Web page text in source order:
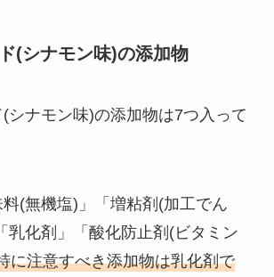
(シナモン味)の添加物
シナモン味)の添加物は7つ入って
料(無機塩)」「増粘剤(加工でん
乳化剤」「酸化防止剤(ビタミン
に注意すべき添加物は乳化剤で